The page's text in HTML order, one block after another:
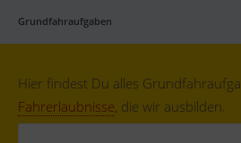
Grundfahraufgaben
Hier findest Du alles
Fahrerlaubnisse, die wir ausbilden.